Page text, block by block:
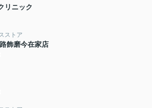
リニック
ストア
飾磨今在家店